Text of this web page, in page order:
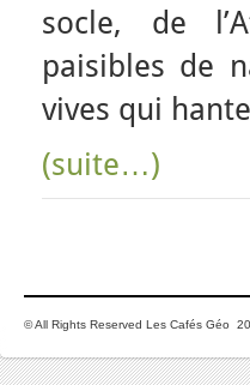
socle, de
paisibles de
vives qui
(suite…)
© All Rights Reserved Les Cafés Géo